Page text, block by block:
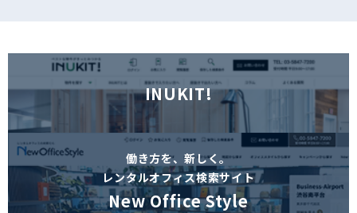
INUKIT!
働き方を、新しく。
レンタルオフィス検索サイト
New Office Style